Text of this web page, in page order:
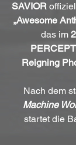
SAVIOR
„Awesome
das im
Reigning
Nach dem
Machine
startet die